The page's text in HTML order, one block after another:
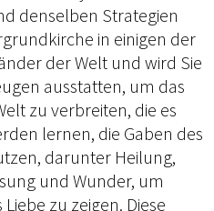
denselben Strategien
in einigen der
der Welt und wird Sie
ausstatten, um das
zu verbreiten, die es
lernen, die Gaben des
darunter Heilung,
und Wunder, um
zu zeigen. Diese